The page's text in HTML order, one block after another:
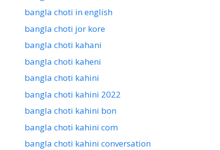
bangla choti in english
bangla choti jor kore
bangla choti kahani
bangla choti kaheni
bangla choti kahini
bangla choti kahini 2022
bangla choti kahini bon
bangla choti kahini com
bangla choti kahini conversation